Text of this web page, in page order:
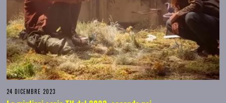
24 DICEMBRE 2023